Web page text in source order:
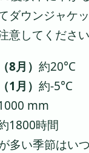
ダウンジャケ
意してください
8月） 約20°C
1月） 約-5°C
mm
1800時間
多い季節はい